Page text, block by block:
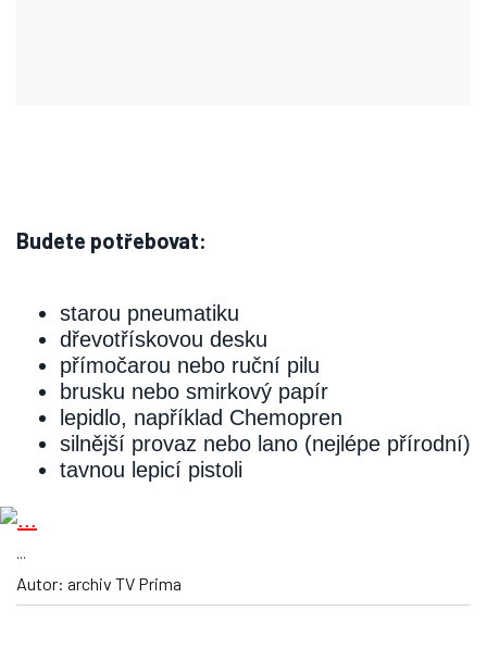
Budete potřebovat:
starou pneumatiku
dřevotřískovou desku
přímočarou nebo ruční pilu
brusku nebo smirkový papír
lepidlo, například Chemopren
silnější provaz nebo lano (nejlépe přírodní)
tavnou lepicí pistoli
...
Autor: archiv TV Prima